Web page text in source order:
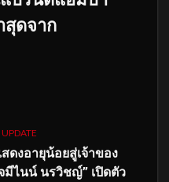
สุดจาก
UPDATE
ดงอายุน้อยสู่เจ้าของ
มีไนน์ นรวิชญ์” เปิดตัว